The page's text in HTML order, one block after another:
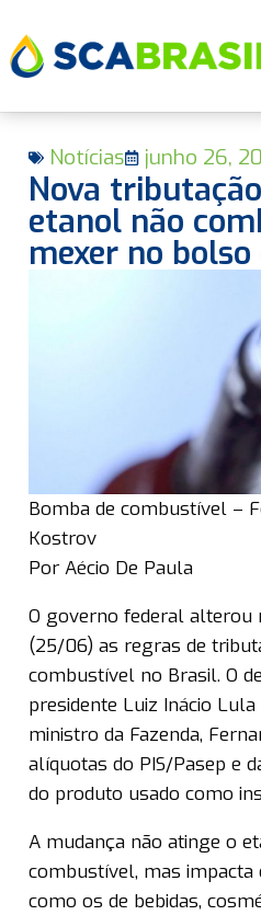
Notícias junho 26,
Nova
etanol não
mexer no
Bomba de combustível –
Kostrov
Por Aécio De Paula
O governo federal alterou
(25/06) as regras de
combustível no Brasil. O
presidente Luiz Inácio
ministro da Fazenda,
alíquotas do PIS/Pasep e
do produto usado como
A mudança não atinge o
combustível, mas impacta
como os de bebidas,